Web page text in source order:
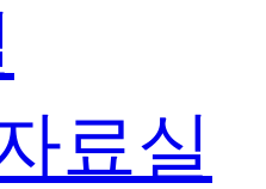
료실